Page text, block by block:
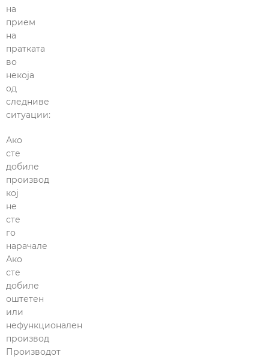
на
прием
на
пратката
во
некоја
од
следниве
ситуации:
Ако
сте
добиле
производ
кој
не
сте
го
нарачале
Ако
сте
добиле
оштетен
или
нефункционален
производ
Производот